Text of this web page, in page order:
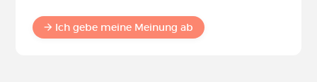
Ich gebe meine Meinung ab